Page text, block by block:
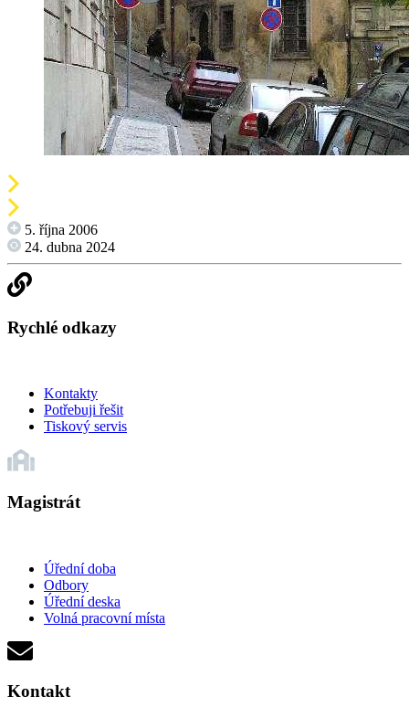
5. října 2006
24. dubna 2024
Rychlé odkazy
Kontakty
Potřebuji řešit
Tiskový servis
Magistrát
Úřední doba
Odbory
Úřední deska
Volná pracovní místa
Kontakt